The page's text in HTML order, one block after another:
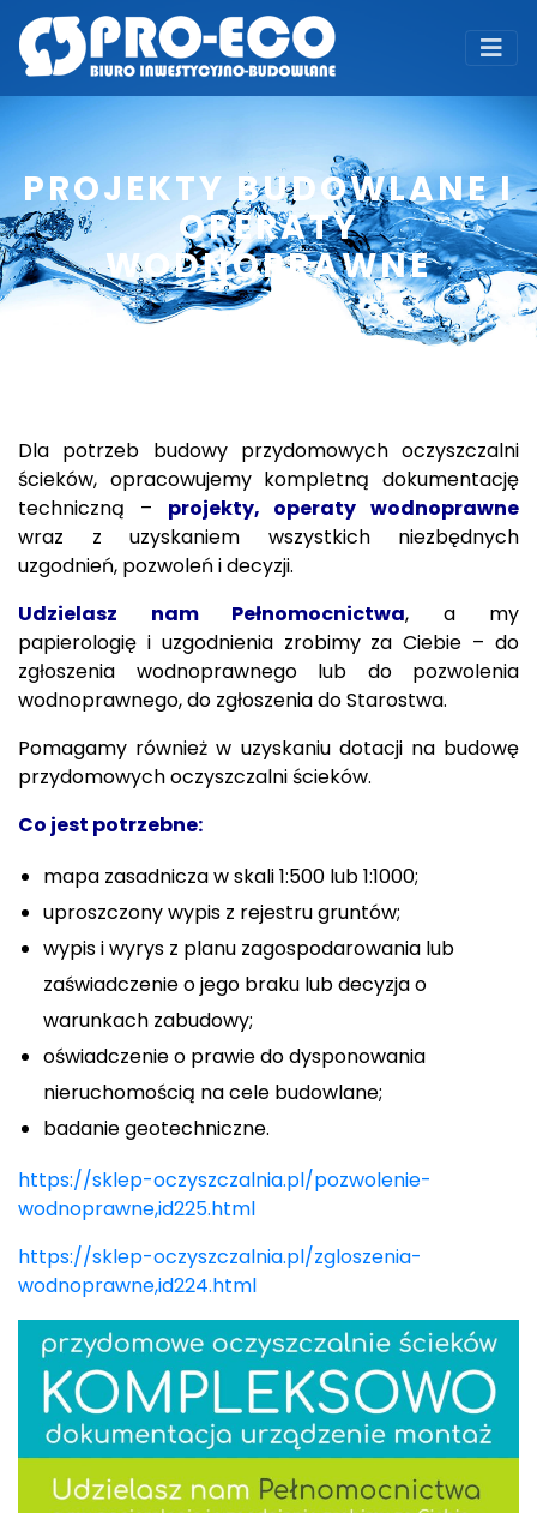
PROJEKTY BUDOWLANE I
OPERATY
WODNOPRAWNE
Dla potrzeb budowy przydomowych oczyszczalni
ścieków, opracowujemy kompletną dokumentację
techniczną – projekty, operaty wodnoprawne
wraz z uzyskaniem wszystkich niezbędnych
uzgodnień, pozwoleń i decyzji.
Udzielasz nam Pełnomocnictwa, a my
papierologię i uzgodnienia zrobimy za Ciebie – do
zgłoszenia wodnoprawnego lub do pozwolenia
wodnoprawnego, do zgłoszenia do Starostwa.
Pomagamy również w uzyskaniu dotacji na budowę
przydomowych oczyszczalni ścieków.
Co jest potrzebne:
mapa zasadnicza w skali 1:500 lub 1:1000;
uproszczony wypis z rejestru gruntów;
wypis i wyrys z planu zagospodarowania lub
zaświadczenie o jego braku lub decyzja o
warunkach zabudowy;
oświadczenie o prawie do dysponowania
nieruchomością na cele budowlane;
badanie geotechniczne.
https://sklep-oczyszczalnia.pl/pozwolenie-
wodnoprawne,id225.html
https://sklep-oczyszczalnia.pl/zgloszenia-
wodnoprawne,id224.html